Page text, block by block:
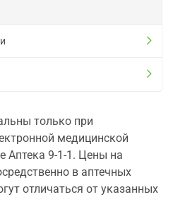
только при
медицинской
Аптека 9-1-1. Цены на
в аптечных
отличаться от указанных